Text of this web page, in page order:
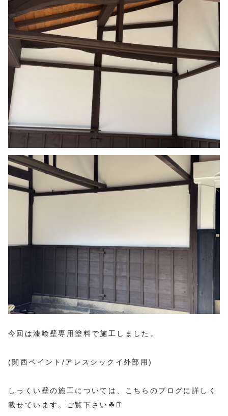
今回は漆喰壁専用塗料で施工しました。
(関西ペイント/アレスシックイ外部用)
しっくい壁の施工については、こちらのブログに詳しく
載せています。ご覧下さい☘︎︎⋆͛